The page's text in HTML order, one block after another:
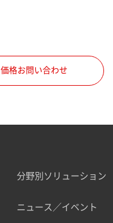
価格お問い合わせ
分野別ソリューション
ニュース／イベント